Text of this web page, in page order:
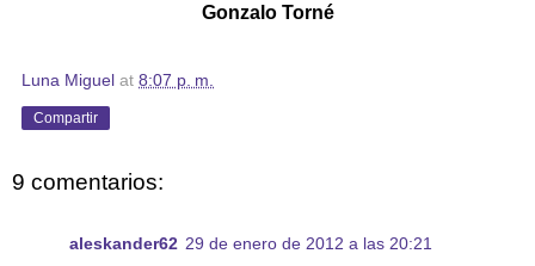
Gonzalo Torné
Luna Miguel at 8:07 p. m.
Compartir
9 comentarios:
aleskander62 29 de enero de 2012 a las 20:21